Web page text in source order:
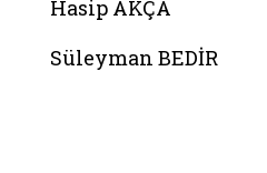
Hasip AKÇA
Süleyman BEDİR